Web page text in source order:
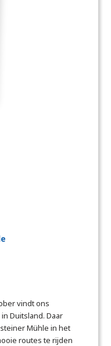
vindt ons
Duitsland. Daar
Mühle in het
routes te rijden